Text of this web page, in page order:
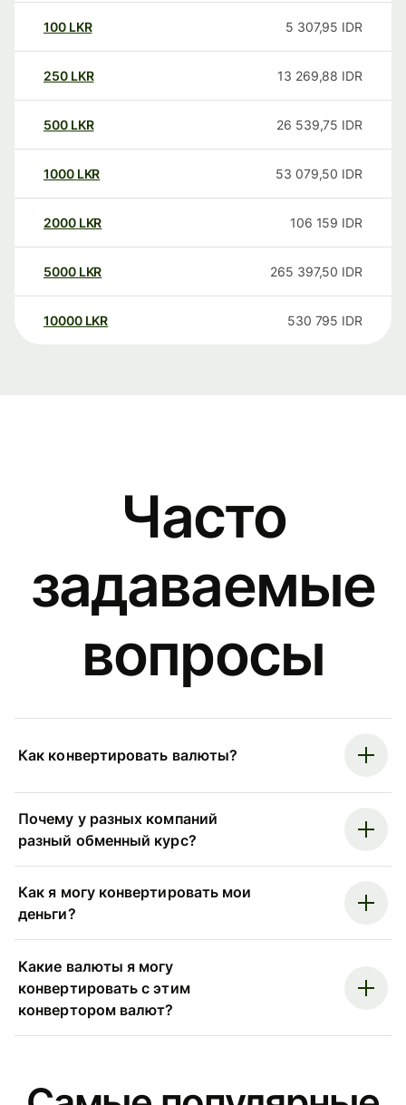
100 LKR 5 307,95 IDR
250 LKR 13 269,88 IDR
500 LKR 26 539,75 IDR
1000 LKR 53 079,50 IDR
2000 LKR 106 159 IDR
5000 LKR 265 397,50 IDR
10000 LKR 530 795 IDR
Часто
задаваемые
вопросы
Как конвертировать валюты?
Почему у разных компаний
разный обменный курс?
Как я могу конвертировать мои
деньги?
Какие валюты я могу
конвертировать с этим
конвертором валют?